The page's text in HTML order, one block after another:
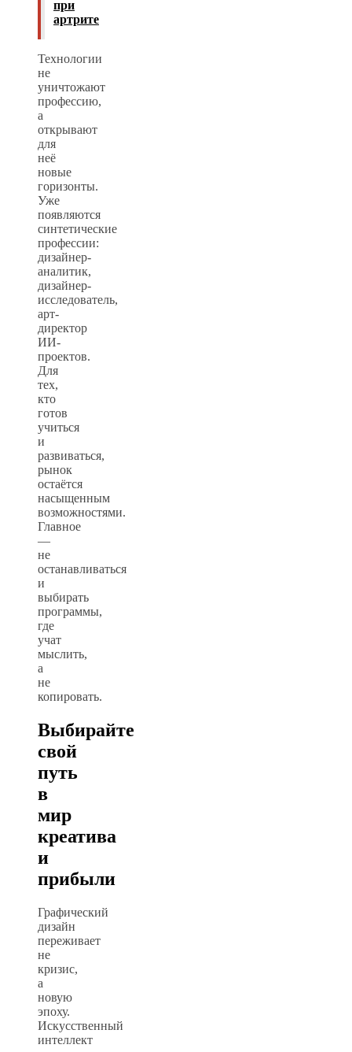
при
артрите
Технологии
не
уничтожают
профессию,
а
открывают
для
неё
новые
горизонты.
Уже
появляются
синтетические
профессии:
дизайнер-
аналитик,
дизайнер-
исследователь,
арт-
директор
ИИ-
проектов.
Для
тех,
кто
готов
учиться
и
развиваться,
рынок
остаётся
насыщенным
возможностями.
Главное
—
не
останавливаться
и
выбирать
программы,
где
учат
мыслить,
а
не
копировать.
Выбирайте
свой
путь
в
мир
креатива
и
прибыли
Графический
дизайн
переживает
не
кризис,
а
новую
эпоху.
Искусственный
интеллект